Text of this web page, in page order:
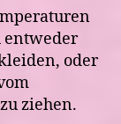
entweder
oder
ziehen.